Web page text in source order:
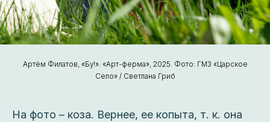
Артём Филатов, «Бу!». «Арт-ферма», 2025. Фото: ГМЗ «Царское
Село» / Светлана Гриб
На фото – коза. Вернее, ее копыта, т. к. она